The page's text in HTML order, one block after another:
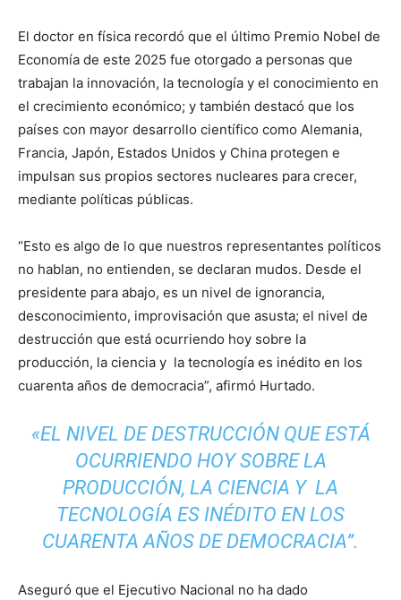
El doctor en física recordó que el último Premio Nobel de
Economía de este 2025 fue otorgado a personas que
trabajan la innovación, la tecnología y el conocimiento en
el crecimiento económico; y también destacó que los
países con mayor desarrollo científico como Alemania,
Francia, Japón, Estados Unidos y China protegen e
impulsan sus propios sectores nucleares para crecer,
mediante políticas públicas.
“Esto es algo de lo que nuestros representantes políticos
no hablan, no entienden, se declaran mudos. Desde el
presidente para abajo, es un nivel de ignorancia,
desconocimiento, improvisación que asusta; el nivel de
destrucción que está ocurriendo hoy sobre la
producción, la ciencia y la tecnología es inédito en los
cuarenta años de democracia”, afirmó Hurtado.
«EL NIVEL DE DESTRUCCIÓN QUE ESTÁ
OCURRIENDO HOY SOBRE LA
PRODUCCIÓN, LA CIENCIA Y LA
TECNOLOGÍA ES INÉDITO EN LOS
CUARENTA AÑOS DE DEMOCRACIA”.
Aseguró que el Ejecutivo Nacional no ha dado